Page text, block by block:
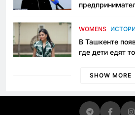
приговору
WOMENS
В Ташкенте
где дети едят
просить «кашу
SHOW MORE